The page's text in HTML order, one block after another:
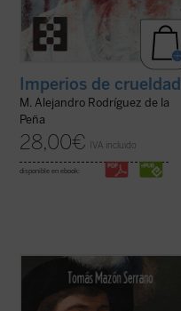
Imperios de crueldad
M. Alejandro Rodríguez de la
Peña
28,00€ IVA incluido
disponible en ebook:
En esta nueva edición ampliada de
viaje a la historia, el lector encontrará
mucha más información y documentación
sobre Elcano y los suyos, a través de